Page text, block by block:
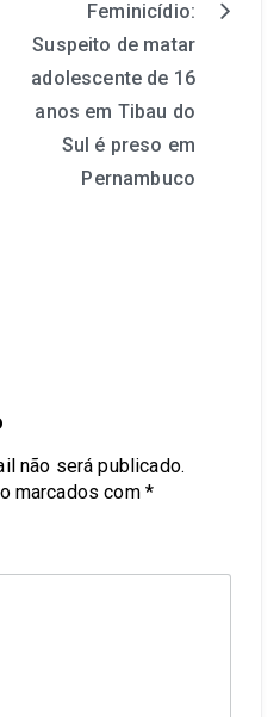
Feminicídio:
Suspeito de matar
adolescente de 16
anos em Tibau do
Sul é preso em
Pernambuco
não será publicado.
marcados com *